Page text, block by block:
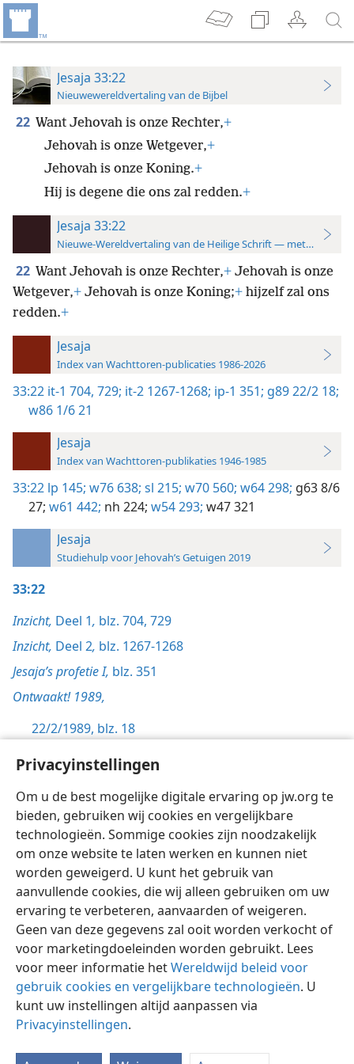
Privacyinstellingen
Om u de best mogelijke digitale ervaring op jw.org te
bieden, gebruiken wij cookies en vergelijkbare
technologieën. Sommige cookies zijn noodzakelijk
om onze website te laten werken en kunnen niet
worden geweigerd. U kunt het gebruik van
aanvullende cookies, die wij alleen gebruiken om uw
ervaring te verbeteren, aanvaarden of weigeren.
Geen van deze gegevens zal ooit worden verkocht of
voor marketingdoeleinden worden gebruikt. Lees
voor meer informatie hetWereldwijd beleid voor
gebruik cookies en vergelijkbare technologieën. U
kunt uw instellingen altijd aanpassen via
Privacyinstellingen.
Jesaja 33:22
Nieuwewereldvertaling van de Bijbel
22 Want Jehovah is onze Rechter,+
Jehovah is onze Wetgever,+
Jehovah is onze Koning.+
Hij is degene die ons zal redden.+
Jesaja 33:22
Nieuwe-Wereldvertaling van de Heilige Schrift — met
22 Want Jehovah is onze Rechter,+ Jehovah is onze
Wetgever,+ Jehovah is onze Koning;+ hijzelf zal ons
redden.+
Jesaja
Index van Wachttoren-publicaties 1986-2026
33:22 it-1 704, 729; it-2 1267-1268; ip-1 351; g89 22/2 18;
w86 1/6 21
Jesaja
Index van Wachttoren-publikaties 1946-1985
33:22 lp 145; w76 638; sl 215; w70 560; w64 298; g63 8/6
27; w61 442; nh 224; w54 293; w47 321
Jesaja
Studiehulp voor Jehovah’s Getuigen 2019
33:22
Inzicht, Deel 1, blz. 704, 729
Inzicht, Deel 2, blz. 1267-1268
Jesaja’s profetie I, blz. 351
Ontwaakt! 1989,
22/2/1989, blz. 18
De Wachttoren,
1/6/1986, blz. 21
Nederlands Instellingen
Copyright © 2026 Watch Tower Bible and Tract Society of Pennsylvania
Gebruiksvoorwaarden Privacybeleid
Privacyinstellingen
JW.ORG
Inloggen